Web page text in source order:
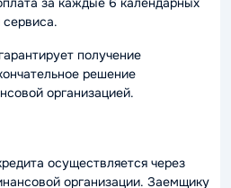
сервиса.
получение
решение
организацией.
осуществляется через
организации. Заемщику